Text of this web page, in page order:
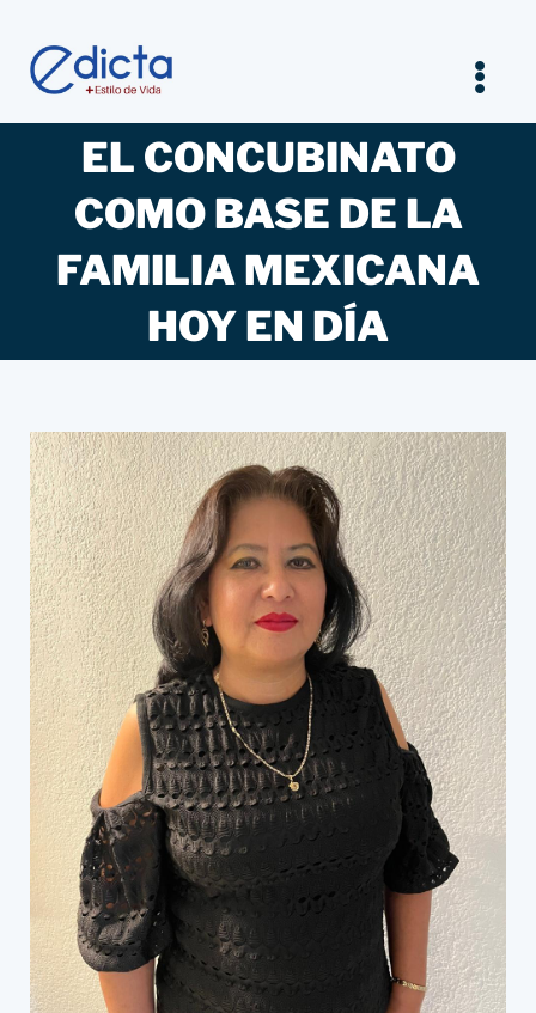
contenido
Inicio
Legal
Empresarios
Entrevistas Jurídicas
EL CONCUBINATO
COMO BASE DE LA
FAMILIA MEXICANA
HOY EN DÍA